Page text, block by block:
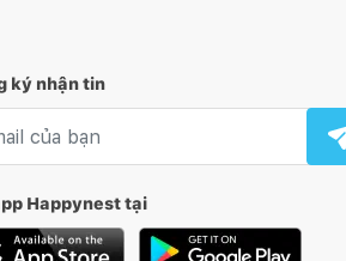
ký nhận tin
Happynest tại